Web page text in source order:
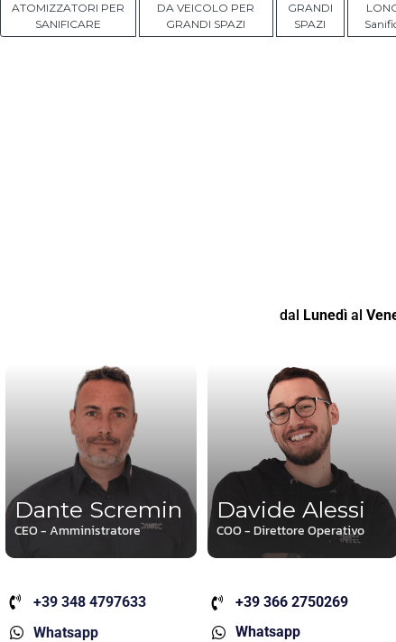
ATOMIZZATORI PER
SANIFICARE
DA VEICOLO PER
GRANDI SPAZI
GRANDI
SPAZI
dal Lunedìal
Dante Scremin
CEO - Amministratore
+39 348 4797633
Whatsapp
Davide Alessi
COO - Direttore Operativo
+39 366 2750269
Whatsapp